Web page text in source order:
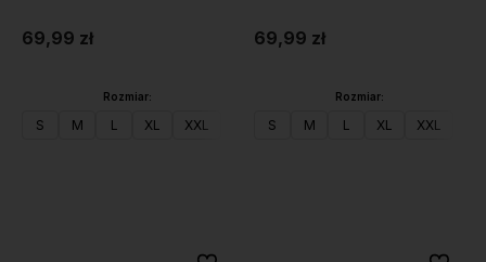
69,99 zł
Rozmiar:
S M L XL XXL
69,99 zł
Rozmiar:
S M L XL XXL